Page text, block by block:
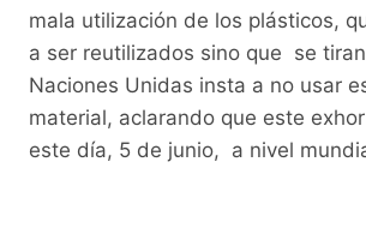
mala utilización de los plásticos,
a ser reutilizados sino que se
Naciones Unidas insta a no usar
material, aclarando que este
este día, 5 de junio, a nivel